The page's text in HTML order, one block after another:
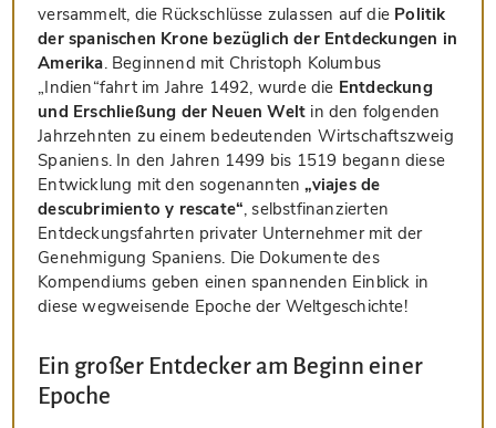
versammelt, die Rückschlüsse zulassen auf die Politik
der spanischen Krone bezüglich der Entdeckungen in
Amerika. Beginnend mit Christoph Kolumbus
„Indien“fahrt im Jahre 1492, wurde die Entdeckung
und Erschließung der Neuen Welt in den folgenden
Jahrzehnten zu einem bedeutenden Wirtschaftszweig
Spaniens. In den Jahren 1499 bis 1519 begann diese
Entwicklung mit den sogenannten„viajes de
descubrimiento y rescate“, selbstfinanzierten
Entdeckungsfahrten privater Unternehmer mit der
Genehmigung Spaniens. Die Dokumente des
Kompendiums geben einen spannenden Einblick in
diese wegweisende Epoche der Weltgeschichte!
Ein großer Entdecker am Beginn einer
Epoche